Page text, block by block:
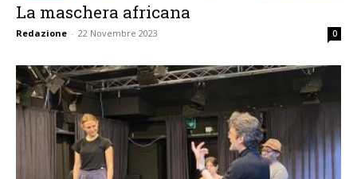
La maschera africana
Redazione - 22 Novembre 2023 0